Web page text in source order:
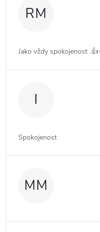
RM
Jako vždy spokojenost
I
Spokojenost
MM